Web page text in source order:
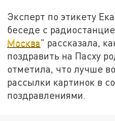
Эксперт по этикету
беседе с
Москва" рассказала,
поздравить на Пасху
отметила, что лучше
рассылки картинок в
поздравлениями.